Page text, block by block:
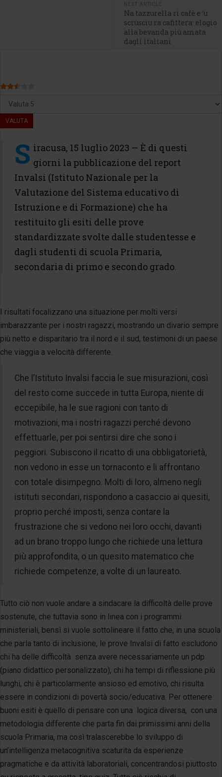
NEXT ARTICLE
Na tazzurella ri cafè e ‘u
scrusciu ra cafittera: elogio
alla bevanda più amata
dagli italiani
Valutazione attuale:
Valuta
S iracusa, 15 luglio 2023 — È di questi
giorni la pubblicazione del report
Invalsi (Istituto Nazionale per la
Valutazione del Sistema educativo di
Istruzione e di Formazione) che ha
restituito gli esiti delle prove
standardizzate svolte dalle studentesse e
dagli studenti di scuola Primaria,
secondaria di primo e secondo grado.
I risultati focalizzano una situazione per molti versi
imbarazzante per i nostri ragazzi, mostrando un divario sempre
più netto e disparitario tra il nord e il sud, testimoni di un paese
che viaggia a velocità differente.
Che l’Istituto Invalsi faccia le sue misurazioni, così
del resto come succede in tutta Europa, niente di
eccepibile, ha le sue ragioni con tanto di
motivazioni, ma i nostri ragazzi perché devono
effettuarle, per poi sentirsi dire che sono i
peggiori. Subiscono il ricatto di una obbligatorietà,
non vedono in esse un tornaconto e li affrontano
con totale disimpegno. Molti di loro, almeno negli
istituti secondari, rispondono a casaccio ai quesiti,
proprio perché imposti, senza contare la
frustrazione che si vedono nei loro occhi, davanti
ad un brano troppo lungo che richiede una lettura
più approfondita, o un quesito matematico che
richiede competenze, a volte di un laureato.
Tutto ciò non vuole andare a sindacare la difficoltà delle prove
sostenute, che tuttavia sono in linea con i programmi
ministeriali, bensì si vuole sottolineare il fatto che, in una scuola
che parla tanto di inclusione, le prove Invalsi di fatto escludono
chi ha delle difficoltà senza avere necessariamente un pdp
(piano didattico personalizzato), chi ha tempi di riflessione più
lunghi, chi è particolarmente ansioso ed emotivo, chi risulta
essere in condizioni di povertà socio/educativa. Per ottenere
buoni esiti è quello di pensare con una logica diversa, con una
metodologia differente che parta fin dai primissimi anni della
scuola Primaria, ma così tralascerebbe lo sviluppo di
un’intelligenza metacognitiva scaturita da esperienze
pragmatiche e da attività laboratoriali, concentrandosi piuttosto